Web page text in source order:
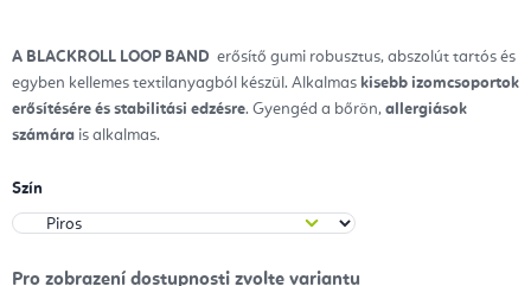
A BLACKROLL LOOP BAND erősítő gumi robusztus, abszolút tartós és
egyben kellemes textilanyagból készül. Alkalmas kisebb izomcsoportok
erősítésére és stabilitási edzésre. Gyengéd a bőrön, allergiások
számára is alkalmas.
Szín